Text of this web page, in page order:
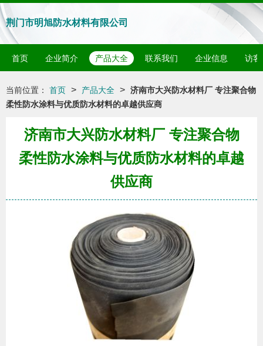
荆门市明旭防水材料有限公司
首页 企业简介 产品大全 联系我们 企业信息 访客
当前位置： 首页 > 产品大全 > 济南市大兴防水材料厂 专注聚合物
柔性防水涂料与优质防水材料的卓越供应商
济南市大兴防水材料厂 专注聚合物
柔性防水涂料与优质防水材料的卓越
供应商